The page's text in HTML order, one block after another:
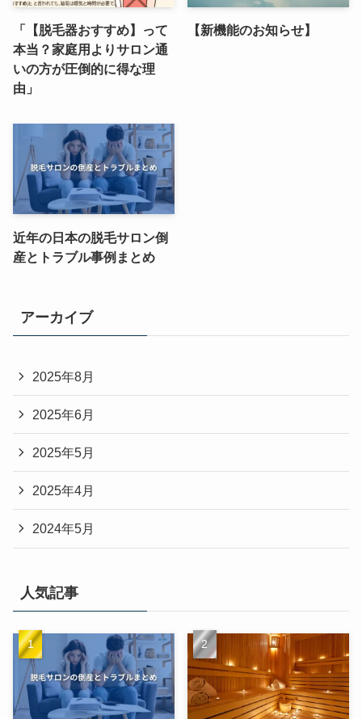
「【脱毛器おすすめ】って
本当？家庭用よりサロン通
いの方が圧倒的に得な理
由」
【新機能のお知らせ】
近年の日本の脱毛サロン倒
産とトラブル事例まとめ
アーカイブ
2025年8月
2025年6月
2025年5月
2025年4月
2024年5月
人気記事